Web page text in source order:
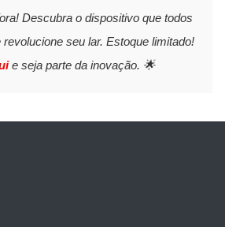
Descubra o dispositivo que todos
revolucione seu lar. Estoque limitado!
e seja parte da inovação. 🌟